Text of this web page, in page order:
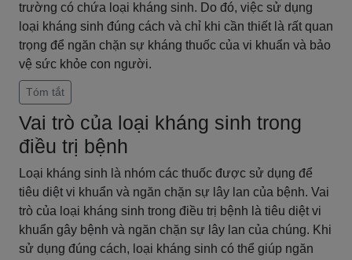
trường có chứa loại kháng sinh. Do đó, việc sử dụng
loại kháng sinh đúng cách và chỉ khi cần thiết là rất quan
trọng để ngăn chặn sự kháng thuốc của vi khuẩn và bảo
vệ sức khỏe con người.
Tóm tắt
Vai trò của loại kháng sinh trong
điều trị bệnh
Loại kháng sinh là nhóm các thuốc được sử dụng để
tiêu diệt vi khuẩn và ngăn chặn sự lây lan của bệnh. Vai
trò của loại kháng sinh trong điều trị bệnh là tiêu diệt vi
khuẩn gây bệnh và ngăn chặn sự lây lan của chúng. Khi
sử dụng đúng cách, loại kháng sinh có thể giúp ngăn